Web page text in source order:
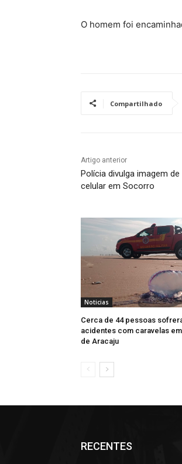
O homem foi
Compartilhado
Artigo anterior
Polícia divulga imagem
celular em Socorro
Noticias
Cerca de 44 pessoas
acidentes com caravelas
de Aracaju
RECENTES